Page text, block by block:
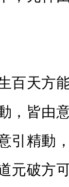
百天方
，皆由
引精動
元破方